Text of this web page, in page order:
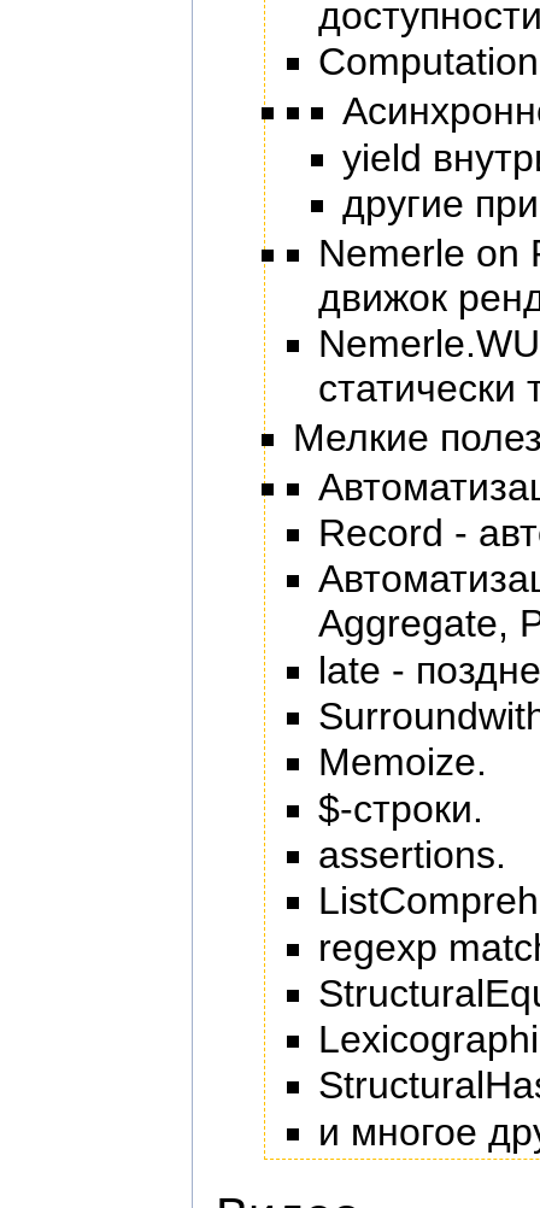
yield
другие
Nemerle on
движок
статически
Мелкие
Record -
Aggregate,
late -
Memoize.
$-строки.
assertions.
regexp
и многое